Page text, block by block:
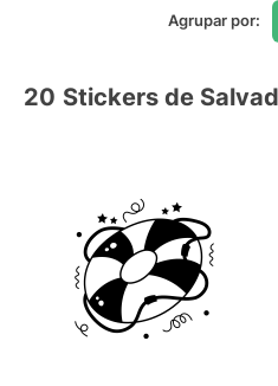
Agrupar por:
20 Stickers de